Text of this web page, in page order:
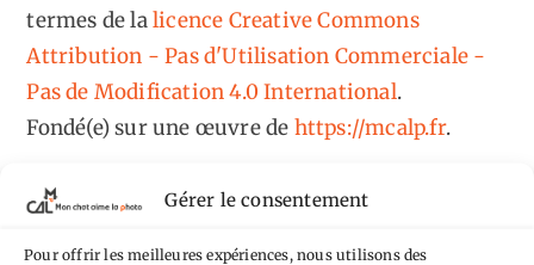
Gérer le consentement
Pour offrir les meilleures expériences, nous utilisons des
termes de lalicence Creative Commons
Attribution - Pas d'Utilisation Commerciale -
Pas de Modification 4.0 International.
Fondé(e) sur une œuvre de https://mcalp.fr.